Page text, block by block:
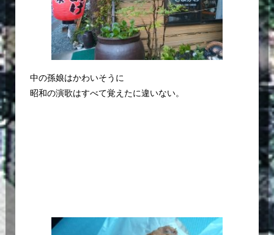
中の孫娘はかわいそうに
昭和の演歌はすべて覚えたに違いない。